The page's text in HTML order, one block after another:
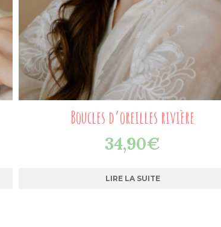
Boucles d’oreilles rivière
34,90€
LIRE LA SUITE